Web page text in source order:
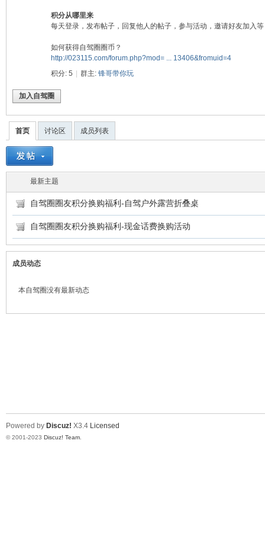
积分从哪里来
每天登录，发布帖子，回复他人的帖子，参与活动，邀请好友加入等
如何获得自驾圈圈币？
http://023115.com/forum.php?mod= ... 13406&fromuid=4
积分: 5
群主: 锋哥带你玩
加入自驾圈
首页 讨论区 成员列表
最新主题
自驾圈圈友积分换购福利-自驾户外露营折叠桌
自驾圈圈友积分换购福利-现金话费换购活动
成员动态
本自驾圈没有最新动态
Powered by Discuz! X3.4 Licensed
© 2001-2023 Discuz! Team